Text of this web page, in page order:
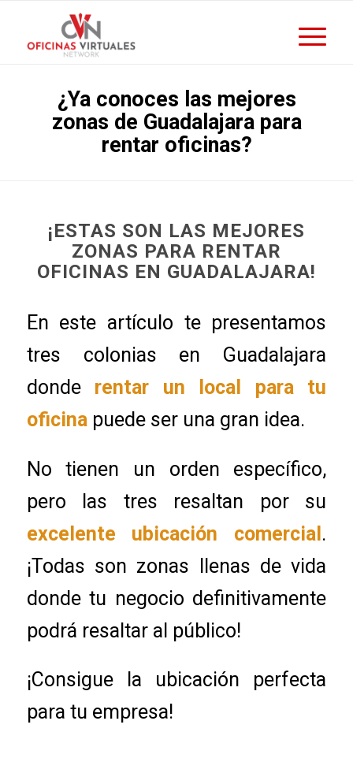
¿Ya conoces las mejores
zonas de Guadalajara para
rentar oficinas?
¡ESTAS SON LAS MEJORES
ZONAS PARA RENTAR
OFICINAS EN GUADALAJARA!
En este artículo te presentamos
tres colonias en Guadalajara
donde rentar un local para tu
oficinapuede ser una gran idea.
No tienen un orden específico,
pero las tres resaltan por su
excelente ubicación comercial.
¡Todas son zonas llenas de vida
donde tu negocio definitivamente
podrá resaltar al público!
¡Consigue la ubicación perfecta
para tu empresa!